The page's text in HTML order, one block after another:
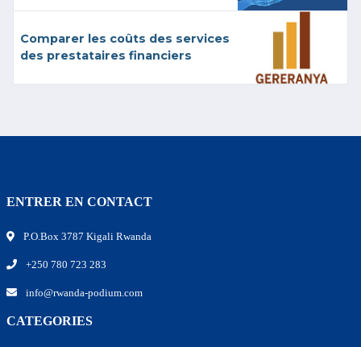
Comparer les coûts des services
des prestataires financiers
ENTRER EN CONTACT
P.O.Box 3787 Kigali Rwanda
+250 780 723 283
info@rwanda-podium.com
CATEGORIES